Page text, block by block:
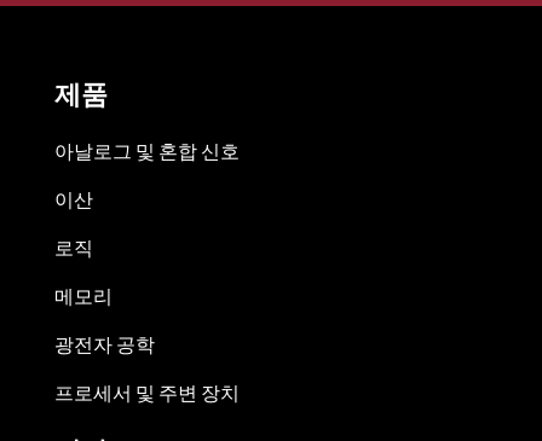
제품
아날로그 및 혼합 신호
이산
로직
메모리
광전자 공학
프로세서 및 주변 장치